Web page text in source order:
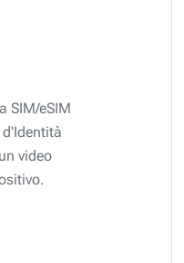
SIM/eSIM
d'Identità
video